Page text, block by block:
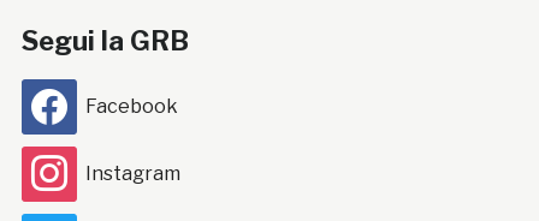
Segui la GRB
Facebook
Instagram